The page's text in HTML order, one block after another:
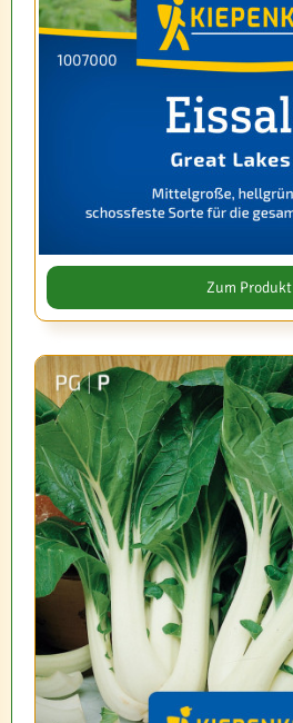
Zum Produkt